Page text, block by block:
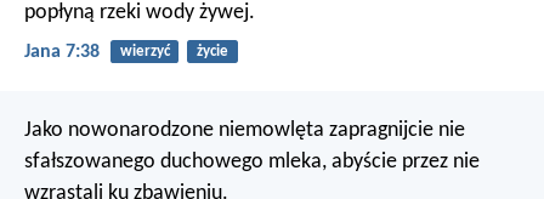
popłyną rzeki wody żywej.
Jana 7:38 wierzyć życie
Jako nowonarodzone niemowlęta zapragnijcie nie
sfałszowanego duchowego mleka, abyście przez nie
wzrastali ku zbawieniu.